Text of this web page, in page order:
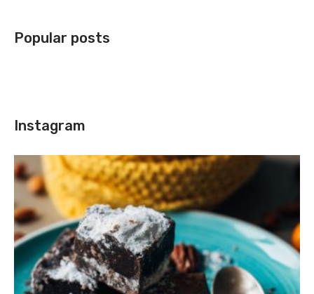
Popular posts
Instagram